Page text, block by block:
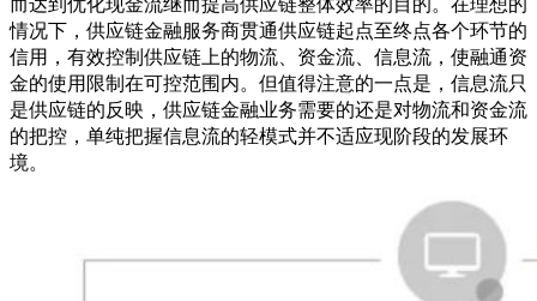
情况下，供应链金融服务商贯通供应链起点至终点各个环节的
信用，有效控制供应链上的物流、资金流、信息流，使融通资
金的使用限制在可控范围内。但值得注意的一点是，信息流只
是供应链的反映，供应链金融业务需要的还是对物流和资金流
的把控，单纯把握信息流的轻模式并不适应现阶段的发展环
境。